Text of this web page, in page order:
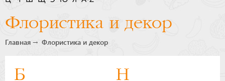
Новости
сейчас
Флористика и декор
Главная Флористика и декор
Б Н